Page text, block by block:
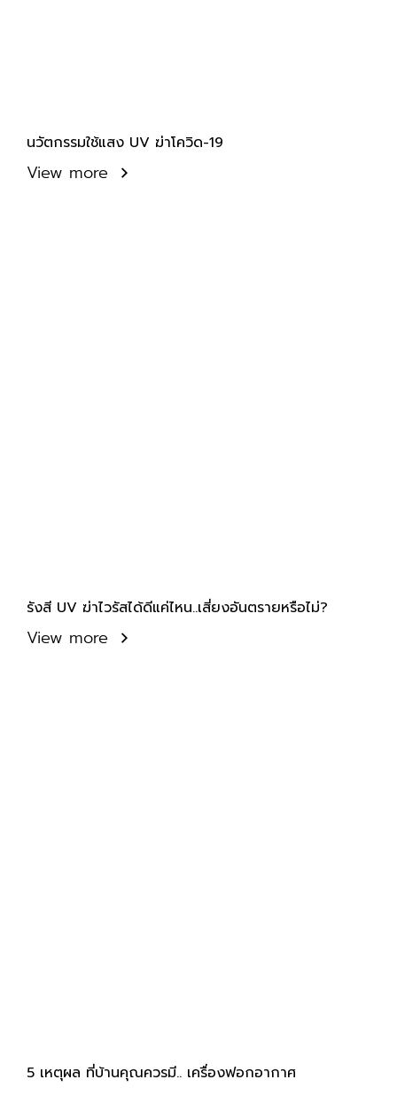
นวัตกรรมใช้แสง UV ฆ่าโควิด-19
View more
รังสี UV ฆ่าไวรัสได้ดีแค่ไหน..เสี่ยงอันตรายหรือไม่?
View more
5 เหตุผล ที่บ้านคุณควรมี.. เครื่องฟอกอากาศ